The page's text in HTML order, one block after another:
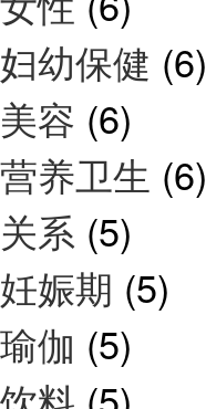
妇幼保健 (6)
美容 (6)
营养卫生 (6)
关系 (5)
妊娠期 (5)
瑜伽 (5)